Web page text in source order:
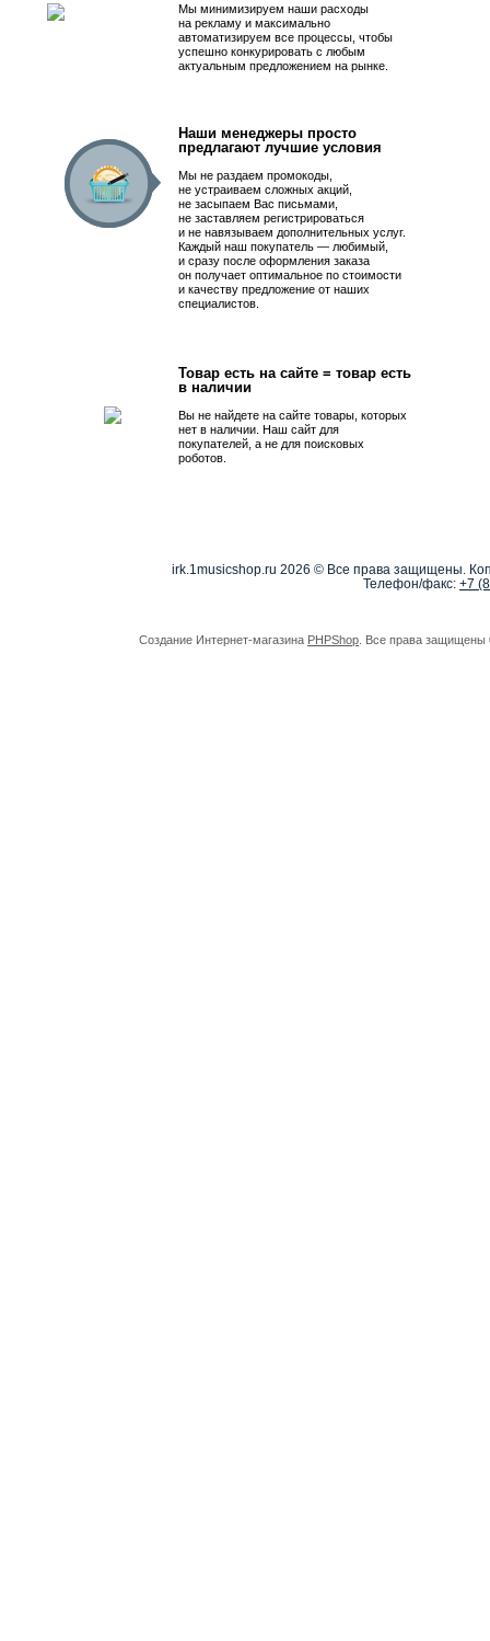
Мы минимизируем наши расходы
на рекламу и максимально
автоматизируем все процессы, чтобы
успешно конкурировать с любым
актуальным предложением на рынке.
Наши менеджеры просто
предлагают лучшие условия
Мы не раздаем промокоды,
не устраиваем сложных акций,
не засыпаем Вас письмами,
не заставляем регистрироваться
и не навязываем дополнительных услуг.
Каждый наш покупатель — любимый,
и сразу после оформления заказа
он получает оптимальное по стоимости
и качеству предложение от наших
специалистов.
Товар есть на сайте = товар есть
в наличии
Вы не найдете на сайте товары, которых
нет в наличии. Наш сайт для
покупателей, а не для поисковых
роботов.
irk.1musicshop.ru 2026 © Все права защищены.
Телефон/факс: +7
Создание Интернет-магазина PHPShop . Все права защищены